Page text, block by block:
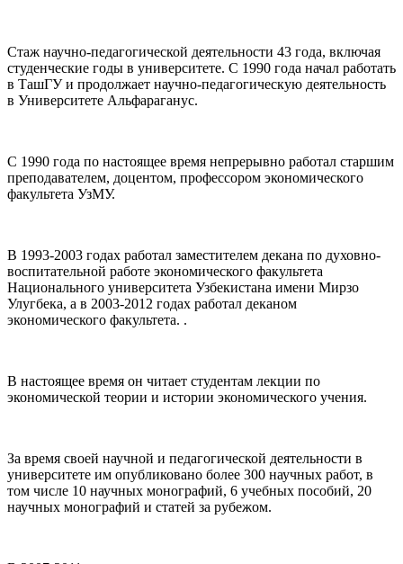
Стаж научно-педагогической деятельности 43 года, включая
студенческие годы в университете. С 1990 года начал работать
в ТашГУ и продолжает научно-педагогическую деятельность
в Университете Альфараганус.
С 1990 года по настоящее время непрерывно работал старшим
преподавателем, доцентом, профессором экономического
факультета УзМУ.
В 1993-2003 годах работал заместителем декана по духовно-
воспитательной работе экономического факультета
Национального университета Узбекистана имени Мирзо
Улугбека, а в 2003-2012 годах работал деканом
экономического факультета. .
В настоящее время он читает студентам лекции по
экономической теории и истории экономического учения.
За время своей научной и педагогической деятельности в
университете им опубликовано более 300 научных работ, в
том числе 10 научных монографий, 6 учебных пособий, 20
научных монографий и статей за рубежом.